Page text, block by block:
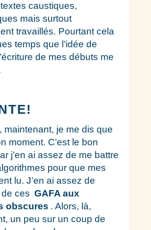
caustiques,
mais surtout
travaillés. Pourtant cela
temps que l’idée de
de mes débuts me
maintenant, je me dis que
moment. C’est le bon
j’en ai assez de me battre
pour que mes
lu. J’en ai assez de
ces GAFA aux
obscures . Alors, là,
un peu sur un coup de